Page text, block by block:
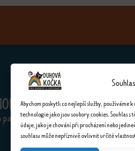
Abychom poskytli co nejlepší služby, používáme
technologie jako jsou soubory cookies. Souhlas
údaje, jako je chování při procházení nebo
souhlasu může nepříznivě ovlivnit určité
partnery Kontakty